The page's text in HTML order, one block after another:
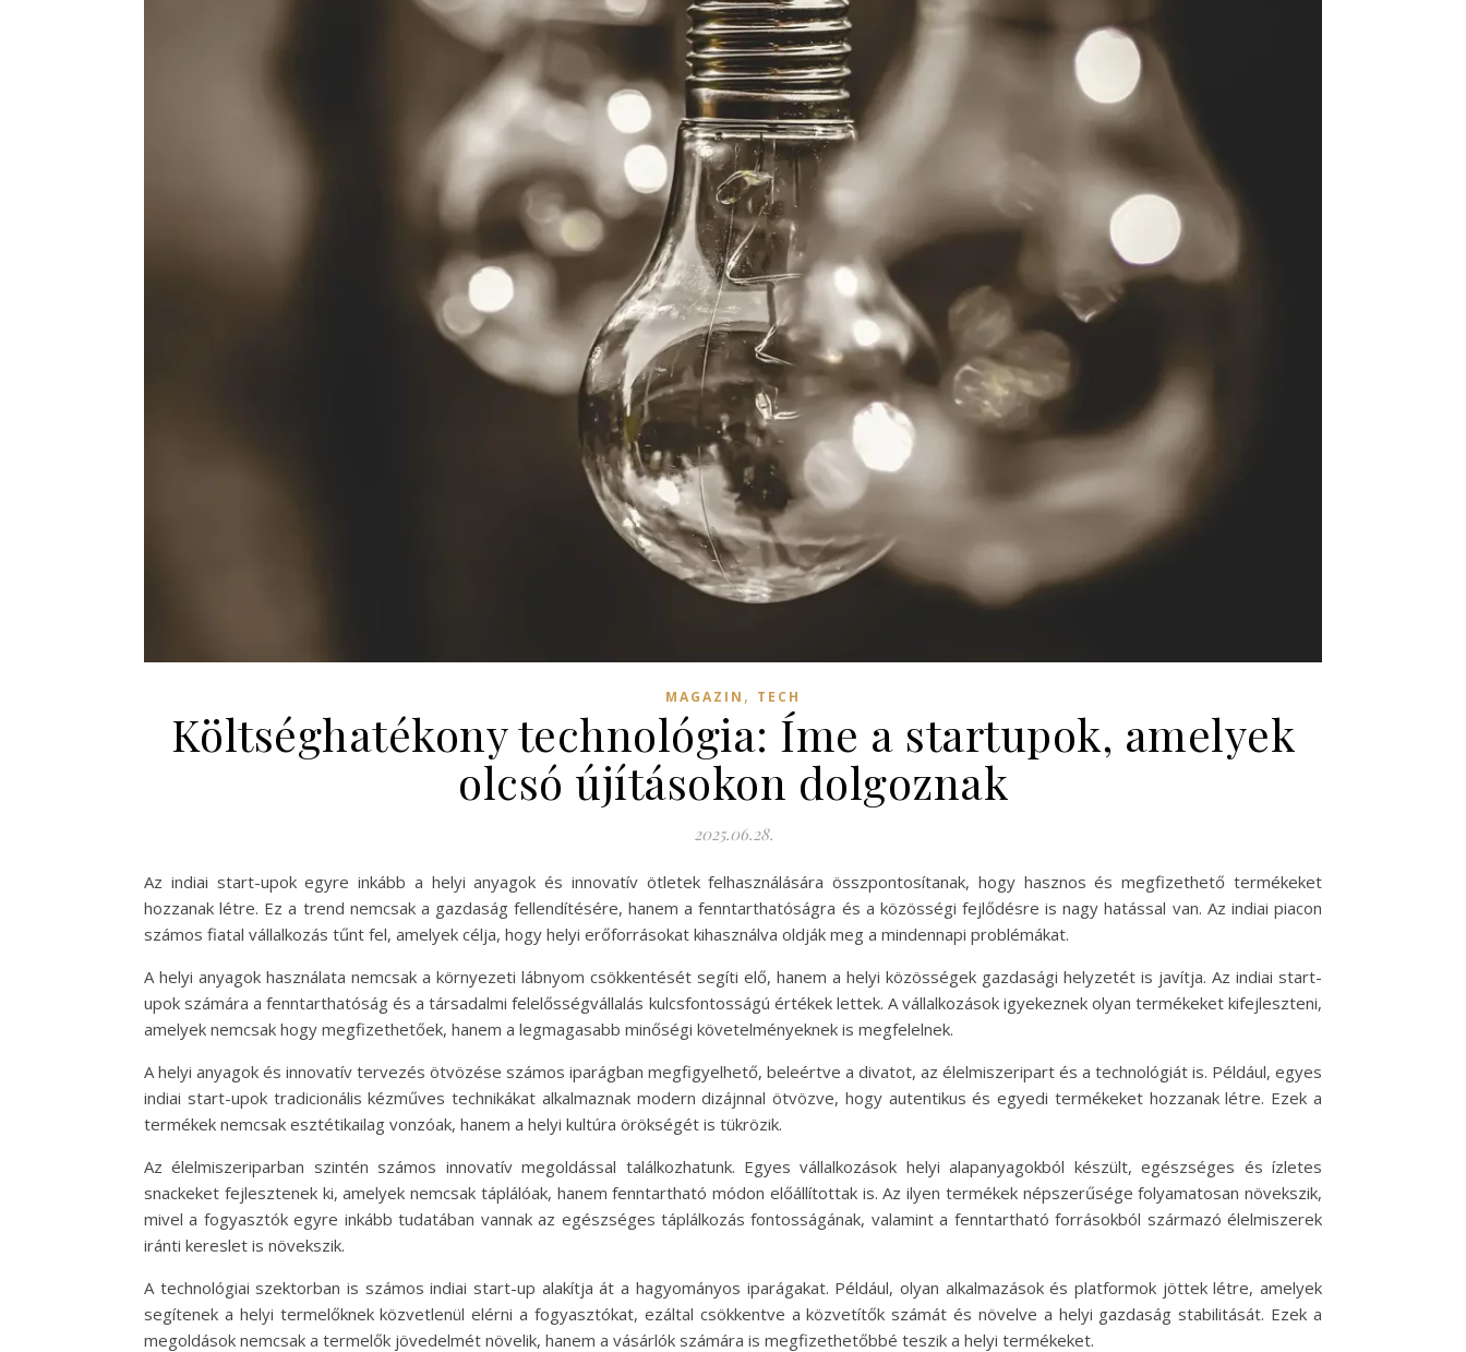
MAGAZIN , TECH
Költséghatékony technológia: Íme a startupok, amelyek
olcsó újításokon dolgoznak
2025.06.28.
Az indiai start-upok egyre inkább a helyi anyagok és innovatív ötletek felhasználására összpontosítanak, hogy hasznos és megfizethető termékeket
hozzanak létre. Ez a trend nemcsak a gazdaság fellendítésére, hanem a fenntarthatóságra és a közösségi fejlődésre is nagy hatással van. Az indiai piacon
számos fiatal vállalkozás tűnt fel, amelyek célja, hogy helyi erőforrásokat kihasználva oldják meg a mindennapi problémákat.
A helyi anyagok használata nemcsak a környezeti lábnyom csökkentését segíti elő, hanem a helyi közösségek gazdasági helyzetét is javítja. Az indiai start-
upok számára a fenntarthatóság és a társadalmi felelősségvállalás kulcsfontosságú értékek lettek. A vállalkozások igyekeznek olyan termékeket kifejleszteni,
amelyek nemcsak hogy megfizethetőek, hanem a legmagasabb minőségi követelményeknek is megfelelnek.
A helyi anyagok és innovatív tervezés ötvözése számos iparágban megfigyelhető, beleértve a divatot, az élelmiszeripart és a technológiát is. Például, egyes
indiai start-upok tradicionális kézműves technikákat alkalmaznak modern dizájnnal ötvözve, hogy autentikus és egyedi termékeket hozzanak létre. Ezek a
termékek nemcsak esztétikailag vonzóak, hanem a helyi kultúra örökségét is tükrözik.
Az élelmiszeriparban szintén számos innovatív megoldással találkozhatunk. Egyes vállalkozások helyi alapanyagokból készült, egészséges és ízletes
snackeket fejlesztenek ki, amelyek nemcsak táplálóak, hanem fenntartható módon előállítottak is. Az ilyen termékek népszerűsége folyamatosan növekszik,
mivel a fogyasztók egyre inkább tudatában vannak az egészséges táplálkozás fontosságának, valamint a fenntartható forrásokból származó élelmiszerek
iránti kereslet is növekszik.
A technológiai szektorban is számos indiai start-up alakítja át a hagyományos iparágakat. Például, olyan alkalmazások és platformok jöttek létre, amelyek
segítenek a helyi termelőknek közvetlenül elérni a fogyasztókat, ezáltal csökkentve a közvetítők számát és növelve a helyi gazdaság stabilitását. Ezek a
megoldások nemcsak a termelők jövedelmét növelik, hanem a vásárlók számára is megfizethetőbbé teszik a helyi termékeket.